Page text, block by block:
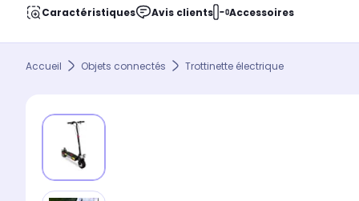
Caractéristiques Avis clients Accessoires
Accueil Objets connectés Trottinette électrique